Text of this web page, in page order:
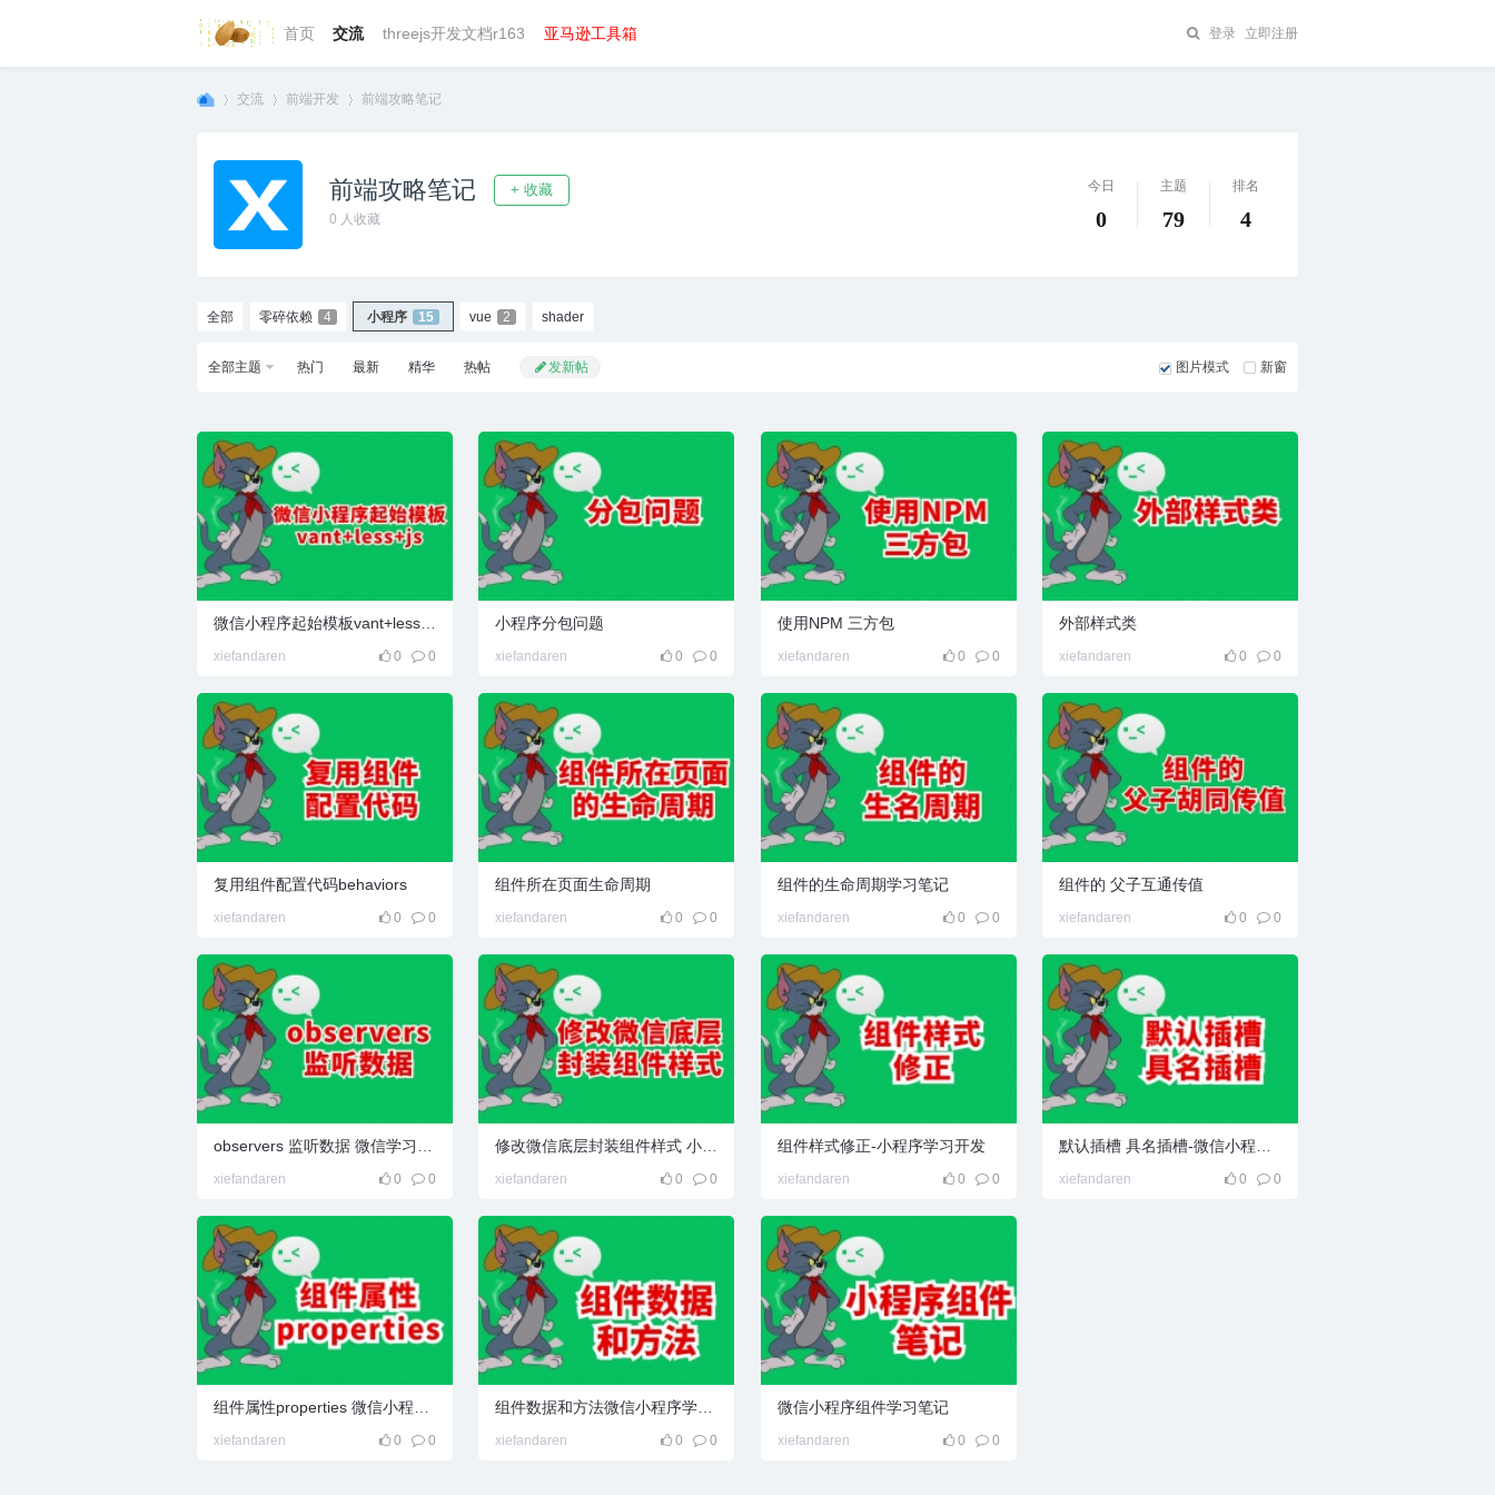
首页 交流 threejs开发文档r163 亚马逊工具箱 登录 立即注册
宝
箱
交流
›
前端开发
›
前端攻略笔记
前端攻略笔记 + 收藏
0 人收藏
今日
0
主题
79
排名
4
全部 零碎依赖 4 小程序 15 vue 2 shader
全部主题 热门 最新 精华 热帖 发新帖 图片模式 新窗
0 0
xiefandaren
小程序分包问题
0 0
xiefandaren
使用NPM 三方包
0 0
xiefandaren
外部样式类
0 0
xiefandaren
复用组件配置代码behaviors
0 0
xiefandaren
组件所在页面生命周期
0 0
xiefandaren
组件的生命周期学习笔记
0 0
xiefandaren
组件的 父子互通传值
0 0
xiefandaren
0 0
xiefandaren 0 0
xiefandaren
组件样式修正-小程序学习开发
0 0
xiefandaren 0 0
xiefandaren
0 0
xiefandaren 0 0
xiefandaren
微信小程序组件学习笔记
0 0
xiefandaren